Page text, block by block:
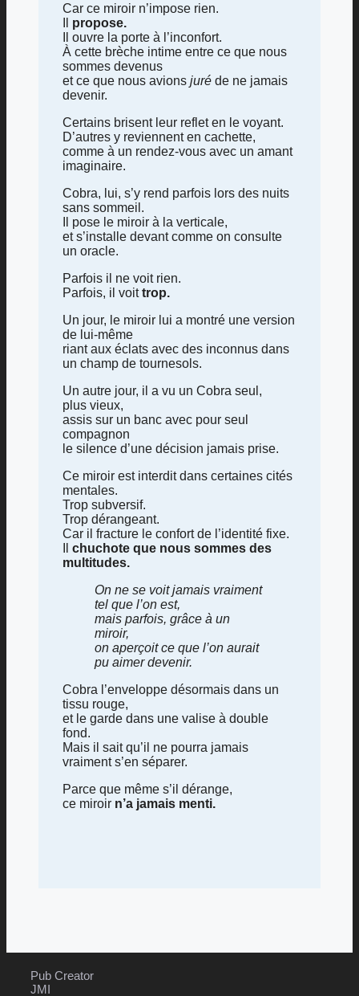
Car ce miroir n’impose rien.
propose.
Il ouvre la porte à l’inconfort.
À cette brèche intime entre ce que nous
sommes devenus
et ce que nous avions juré de ne jamais
devenir.
Certains brisent leur reflet en le voyant.
D’autres y reviennent en cachette,
comme à un rendez-vous avec un amant
imaginaire.
Cobra, lui, s’y rend parfois lors des nuits
sans sommeil.
Il pose le miroir à la verticale,
et s’installe devant comme on consulte
un oracle.
Parfois il ne voit rien.
Parfois, il voittrop.
Un jour, le miroir lui a montré une version
de lui-même
riant aux éclats avec des inconnus dans
un champ de tournesols.
Un autre jour, il a vu un Cobra seul,
plus vieux,
assis sur un banc avec pour seul
compagnon
le silence d’une décision jamais prise.
Ce miroir est interdit dans certaines cités
mentales.
Trop subversif.
Trop dérangeant.
Car il fracture le confort de l’identité fixe.
chuchote que nous sommes des
multitudes.
On ne se voit jamais vraiment
tel que l’on est,
mais parfois, grâce à un
miroir,
on aperçoit ce que l’on aurait
pu aimer devenir.
Cobra l’enveloppe désormais dans un
tissu rouge,
et le garde dans une valise à double
fond.
Mais il sait qu’il ne pourra jamais
vraiment s’en séparer.
Parce que même s’il dérange,
ce miroir n’a jamais menti.
Pub Creator
JMI